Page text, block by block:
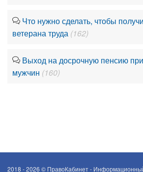
Что нужно сделать, чтобы
ветерана труда (162)
Выход на досрочную пенсию
мужчин (160)
2018 - 2026 © ПравоКабинет -